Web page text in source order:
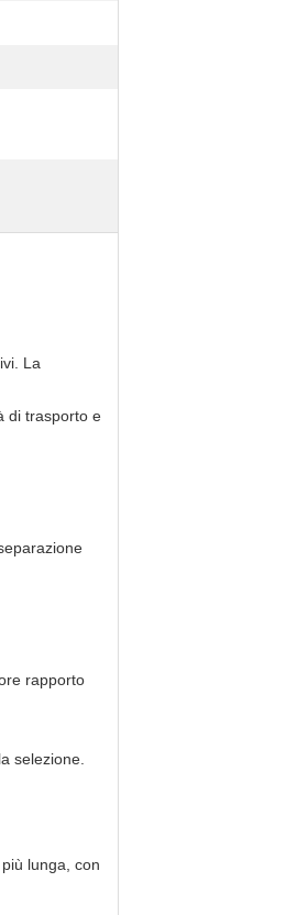
La
di trasporto e
rapporto
selezione.
lunga, con